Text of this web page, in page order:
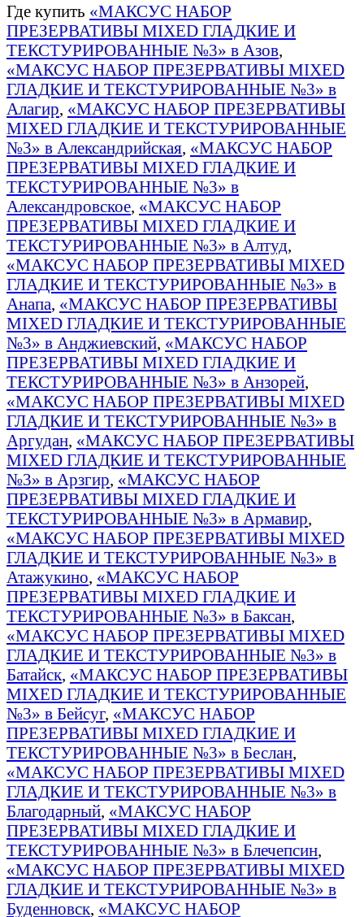
Где купить «МАКСУС НАБОР
ПРЕЗЕРВАТИВЫ MIXED ГЛАДКИЕ И
ТЕКСТУРИРОВАННЫЕ №3» в Азов,
«МАКСУС НАБОР ПРЕЗЕРВАТИВЫ MIXED
ГЛАДКИЕ И ТЕКСТУРИРОВАННЫЕ №3» в
Алагир, «МАКСУС НАБОР ПРЕЗЕРВАТИВЫ
MIXED ГЛАДКИЕ И ТЕКСТУРИРОВАННЫЕ
№3» в Александрийская, «МАКСУС НАБОР
ПРЕЗЕРВАТИВЫ MIXED ГЛАДКИЕ И
ТЕКСТУРИРОВАННЫЕ №3» в
Александровское, «МАКСУС НАБОР
ПРЕЗЕРВАТИВЫ MIXED ГЛАДКИЕ И
ТЕКСТУРИРОВАННЫЕ №3» в Алтуд,
«МАКСУС НАБОР ПРЕЗЕРВАТИВЫ MIXED
ГЛАДКИЕ И ТЕКСТУРИРОВАННЫЕ №3» в
Анапа, «МАКСУС НАБОР ПРЕЗЕРВАТИВЫ
MIXED ГЛАДКИЕ И ТЕКСТУРИРОВАННЫЕ
№3» в Анджиевский, «МАКСУС НАБОР
ПРЕЗЕРВАТИВЫ MIXED ГЛАДКИЕ И
ТЕКСТУРИРОВАННЫЕ №3» в Анзорей,
«МАКСУС НАБОР ПРЕЗЕРВАТИВЫ MIXED
ГЛАДКИЕ И ТЕКСТУРИРОВАННЫЕ №3» в
Аргудан, «МАКСУС НАБОР ПРЕЗЕРВАТИВЫ
MIXED ГЛАДКИЕ И ТЕКСТУРИРОВАННЫЕ
№3» в Арзгир, «МАКСУС НАБОР
ПРЕЗЕРВАТИВЫ MIXED ГЛАДКИЕ И
ТЕКСТУРИРОВАННЫЕ №3» в Армавир,
«МАКСУС НАБОР ПРЕЗЕРВАТИВЫ MIXED
ГЛАДКИЕ И ТЕКСТУРИРОВАННЫЕ №3» в
Атажукино, «МАКСУС НАБОР
ПРЕЗЕРВАТИВЫ MIXED ГЛАДКИЕ И
ТЕКСТУРИРОВАННЫЕ №3» в Баксан,
«МАКСУС НАБОР ПРЕЗЕРВАТИВЫ MIXED
ГЛАДКИЕ И ТЕКСТУРИРОВАННЫЕ №3» в
Батайск, «МАКСУС НАБОР ПРЕЗЕРВАТИВЫ
MIXED ГЛАДКИЕ И ТЕКСТУРИРОВАННЫЕ
№3» в Бейсуг, «МАКСУС НАБОР
ПРЕЗЕРВАТИВЫ MIXED ГЛАДКИЕ И
ТЕКСТУРИРОВАННЫЕ №3» в Беслан,
«МАКСУС НАБОР ПРЕЗЕРВАТИВЫ MIXED
ГЛАДКИЕ И ТЕКСТУРИРОВАННЫЕ №3» в
Благодарный, «МАКСУС НАБОР
ПРЕЗЕРВАТИВЫ MIXED ГЛАДКИЕ И
ТЕКСТУРИРОВАННЫЕ №3» в Блечепсин,
«МАКСУС НАБОР ПРЕЗЕРВАТИВЫ MIXED
ГЛАДКИЕ И ТЕКСТУРИРОВАННЫЕ №3» в
Буденновск, «МАКСУС НАБОР